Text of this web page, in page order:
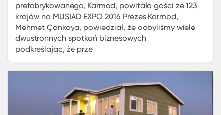
prefabrykowanego, Karmod, powitała gości ze 123
krajów na MUSIAD EXPO 2016 Prezes Karmod,
Mehmet Çankaya, powiedział, że odbyliśmy wiele
dwustronnych spotkań biznesowych,
podkreślając, że prze